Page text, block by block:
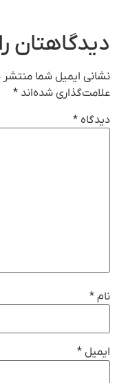
دیدگاهتان
نشانی ایمیل شما
علامت‌گذاری شده‌اند *
دیدگاه *
نام *
ایمیل *